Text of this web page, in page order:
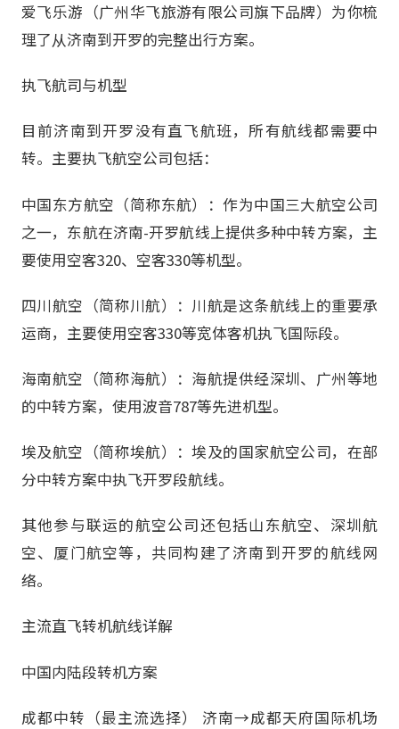
爱飞乐游（广州华飞旅游有限公司旗下品牌）为你梳
理了从济南到开罗的完整出行方案。
执飞航司与机型
目前济南到开罗没有直飞航班，所有航线都需要中
转。主要执飞航空公司包括：
中国东方航空（简称东航）：作为中国三大航空公司
之一，东航在济南-开罗航线上提供多种中转方案，主
要使用空客320、空客330等机型。
四川航空（简称川航）：川航是这条航线上的重要承
运商，主要使用空客330等宽体客机执飞国际段。
海南航空（简称海航）：海航提供经深圳、广州等地
的中转方案，使用波音787等先进机型。
埃及航空（简称埃航）：埃及的国家航空公司，在部
分中转方案中执飞开罗段航线。
其他参与联运的航空公司还包括山东航空、深圳航
空、厦门航空等，共同构建了济南到开罗的航线网
络。
主流直飞转机航线详解
中国内陆段转机方案
成都中转（最主流选择） 济南→成都天府国际机场